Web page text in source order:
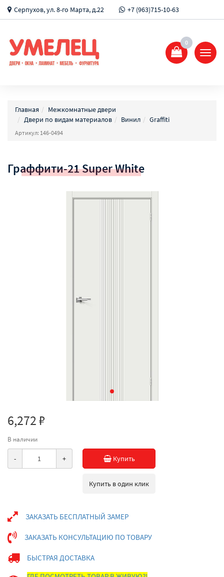
Серпухов, ул. 8-го Марта, д.22 +7 (963)715-10-63
0
Главная
Межкомнатные двери
Двери по видам материалов
Винил Graffiti
Артикул: 146-0494
Граффити-21 Super White
6,272 ₽
В наличии
- + Купить
Купить в один клик
ЗАКАЗАТЬ БЕСПЛАТНЫЙ ЗАМЕР
ЗАКАЗАТЬ КОНСУЛЬТАЦИЮ ПО ТОВАРУ
БЫСТРАЯ ДОСТАВКА